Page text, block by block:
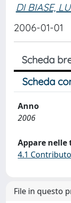
DI BIASE,
2006-01-01
Scheda
Scheda
Anno
2006
Appare nelle
4.1
File in questo